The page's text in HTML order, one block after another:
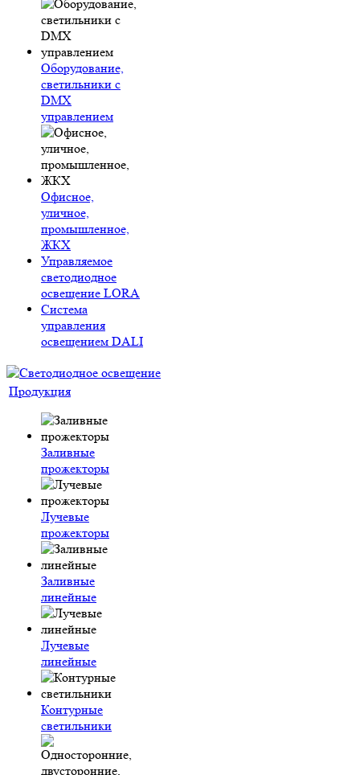
Оборудование,
светильники с
DMX
управлением
Офисное,
уличное,
промышленное,
ЖКХ
Управляемое
светодиодное
освещение LORA
Система
управления
освещением DALI
Продукция
Заливные
прожекторы
Лучевые
прожекторы
Заливные
линейные
Лучевые
линейные
Контурные
светильники